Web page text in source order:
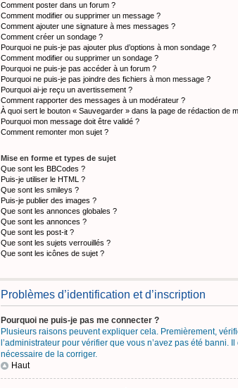
Comment poster dans un forum ?
Comment modifier ou supprimer un message ?
Comment ajouter une signature à mes messages ?
Comment créer un sondage ?
Pourquoi ne puis-je pas ajouter plus d’options à mon sondage ?
Comment modifier ou supprimer un sondage ?
Pourquoi ne puis-je pas accéder à un forum ?
Pourquoi ne puis-je pas joindre des fichiers à mon message ?
Pourquoi ai-je reçu un avertissement ?
Comment rapporter des messages à un modérateur ?
À quoi sert le bouton « Sauvegarder » dans la page de rédaction de
Pourquoi mon message doit être validé ?
Comment remonter mon sujet ?
Mise en forme et types de sujet
Que sont les BBCodes ?
Puis-je utiliser le HTML ?
Que sont les smileys ?
Puis-je publier des images ?
Que sont les annonces globales ?
Que sont les annonces ?
Que sont les post-it ?
Que sont les sujets verrouillés ?
Que sont les icônes de sujet ?
Problèmes d’identification et d’inscription
Pourquoi ne puis-je pas me connecter ?
Plusieurs raisons peuvent expliquer cela. Premièrement,
l’administrateur pour vérifier que vous n’avez pas été banni.
nécessaire de la corriger.
Haut